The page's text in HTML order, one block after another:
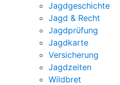
Jagdgeschichte
Jagd & Recht
Jagdprüfung
Jagdkarte
Versicherung
Jagdzeiten
Wildbret